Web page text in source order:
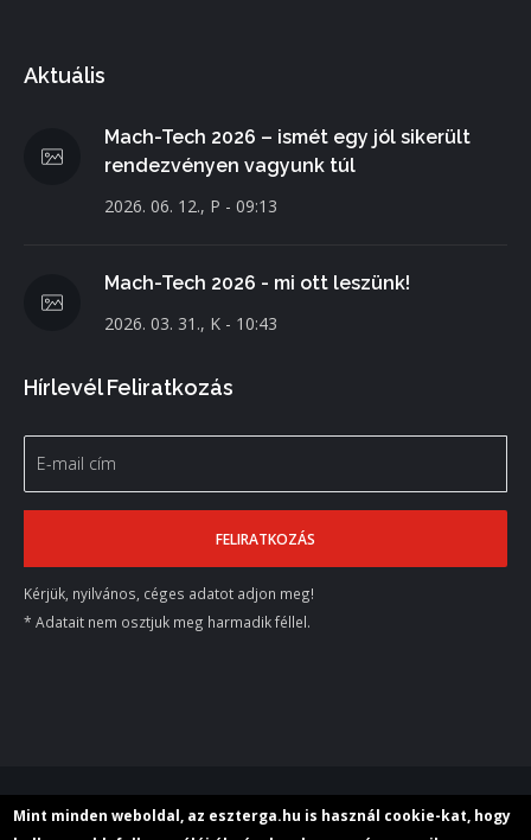
Aktuális
Mach-Tech 2026 – ismét egy jól sikerült
rendezvényen vagyunk túl
2026. 06. 12., P - 09:13
Mach-Tech 2026 - mi ott leszünk!
2026. 03. 31., K - 10:43
Hírlevél Feliratkozás
Kérjük, nyilvános, céges adatot adjon meg!
* Adatait nem osztjuk meg harmadik féllel.
© 2018 M+E Szerszámgép Kereskedelmi Kft.
Mint minden weboldal, az eszterga.hu is használ cookie-kat, hogy